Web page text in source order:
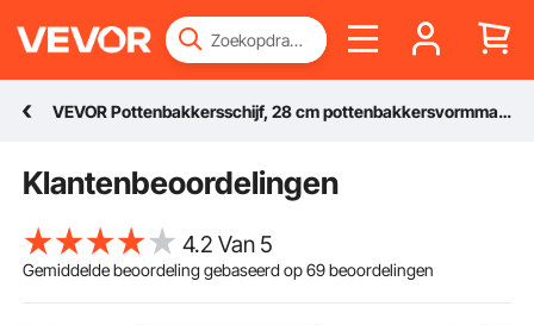
VEVOR Pottenbakkersschijf, 28 cm pottenbakkersvormmachine, 450 W elektrische pottenbakkersschijf met pedaal en LCD-touchscreen, direct aangedreven keramische schijf en 3 steunpoten voor doe-het-zelf-knutselwerkjes, wit
Klantenbeoordelingen
4.2 Van 5
Gemiddelde beoordeling gebaseerd op69beoordelingen